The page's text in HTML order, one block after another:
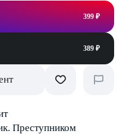
399 ₽
389 ₽
Преступником